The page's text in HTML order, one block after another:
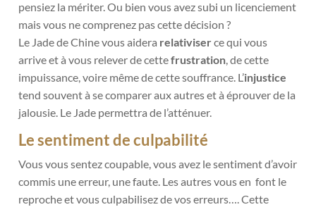
pensiez la mériter. Ou bien vous avez subi un licenciement
mais vous ne comprenez pas cette décision ?
Le Jade de Chine vous aidera relativiserce qui vous
arrive et à vous relever de cettefrustration, de cette
impuissance, voire même de cette souffrance. L’injustice
tend souvent à se comparer aux autres et à éprouver de la
jalousie. Le Jade permettra de l’atténuer.
Le sentiment de culpabilité
Vous vous sentez coupable, vous avez le sentiment d’avoir
commis une erreur, une faute. Les autres vous en font le
reproche et vous culpabilisez de vos erreurs…. Cette